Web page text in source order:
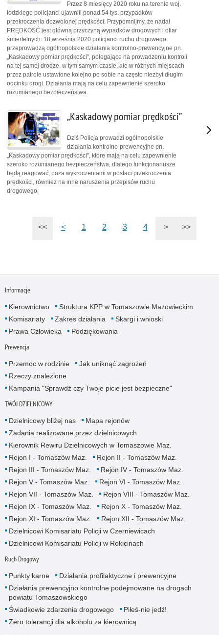
Przez 8 miesięcy 2020 roku na terenie woj.
łódzkiego policjanci ujawnili ponad 54 tys. przypadków
przekroczenia dozwolonej prędkości. Przypomnijmy, że nadal
PRĘDKOŚĆ jest główną przyczyną wypadków drogowych i ofiar
śmiertelnych. 18 września 2020 policjanci ruchu drogowego
przeprowadzą ogólnopolskie działania kontrolno-prewencyjne pn.
„Kaskadowy pomiar prędkości”, polegające na prowadzeniu kontroli
na tej samej drodze, w tym samym czasie, ale w różnych miejscach
przez patrole ustawione kolejno po sobie na często niezbyt długim
odcinku drogi. Działania mają na celu zapewnienie szeroko
rozumianego bezpieczeństwa.
„Kaskadowy pomiar prędkości”
Dziś Policja prowadzi ogólnopolskie
działania kontrolno-prewencyjne pn.
„Kaskadowy pomiar prędkości”, które mają na celu zapewnienie
szeroko rozumianego bezpieczeństwa, dlatego funkcjonariusze
będą reagować, poza wykroczeniami w postaci przekroczenia
prędkości, również na inne naruszenia przepisów ruchu
drogowego.
<< < 1 2 3 4 > >>
Informacje
Kierownictwo
Struktura KPP w Tomaszowie Mazowieckim
Komisariaty
Zakres działania
Skargi i wnioski
Prawa Człowieka
Podziękowania
Prewencja
Przemoc w rodzinie
Jak uniknąć zagrożeń
Rzeczy znalezione
Kampania "Sprawdź czy Twoje picie jest bezpieczne"
TWÓJ DZIELNICOWY
Dzielnicowy bliżej nas
Mapa rejonów
Zadania realizowane przez dzielnicowych
Kierownik Rewiru Dzielnicowych w Tomaszowie Maz.
Rejon I - Tomaszów Maz.
Rejon II - Tomaszów Maz.
Rejon III - Tomaszów Maz.
Rejon IV - Tomaszów Maz.
Rejon V - Tomaszów Maz.
Rejon VI - Tomaszów Maz.
Rejon VII - Tomaszów Maz.
Rejon VIII - Tomaszów Maz.
Rejon IX - Tomaszów Maz.
Rejon X - Tomaszów Maz.
Rejon XI - Tomaszów Maz.
Rejon XII - Tomaszów Maz.
Dzielnicowi Komisariatu Policji w Czerniewicach
Dzielnicowi Komisariatu Policji w Rokicinach
Ruch Drogowy
Punkty karne
Działania profilaktyczne i prewencyjne
Działania prewencyjno kontrolne podejmowane na drogach
powiatu Tomaszowskiego
Świadkowie zdarzenia drogowego
Piłeś-nie jedź!
Zero tolerancji dla alkoholu za kierownicą